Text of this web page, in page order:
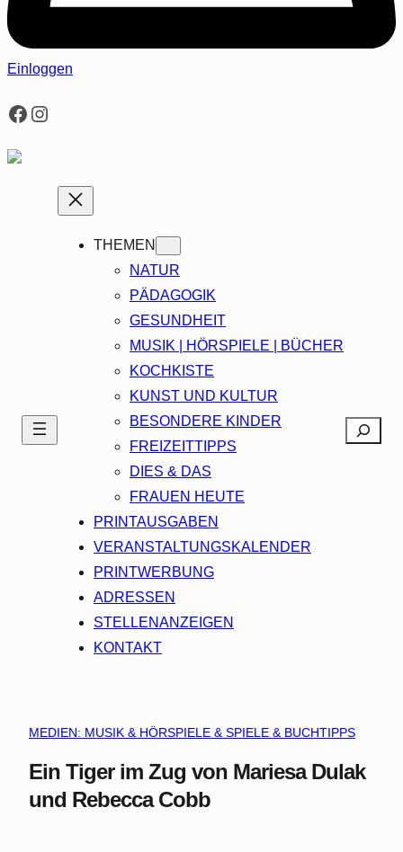
Einloggen
Facebook
Instagram
THEMEN
NATUR
PÄDAGOGIK
GESUNDHEIT
MUSIK | HÖRSPIELE | BÜCHER
KOCHKISTE
KUNST UND KULTUR
BESONDERE KINDER
FREIZEITTIPPS
DIES & DAS
FRAUEN HEUTE
PRINTAUSGABEN
VERANSTALTUNGSKALENDER
PRINTWERBUNG
ADRESSEN
STELLENANZEIGEN
KONTAKT
Search
MEDIEN: MUSIK & HÖRSPIELE & SPIELE & BUCHTIPPS
Ein Tiger im Zug von Mariesa Dulak
und Rebecca Cobb